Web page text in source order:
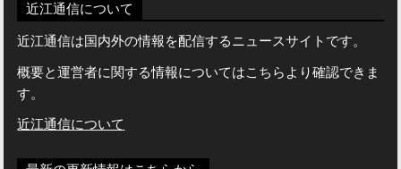
近江通信について
近江通信は国内外の情報を配信するニュースサイトです。
概要と運営者に関する情報についてはこちらより確認できま
す。
近江通信について